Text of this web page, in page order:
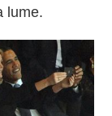
lume.